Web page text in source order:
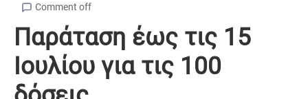
Comment off
Παράταση έως τις 15
Ιουλίου για τις 100